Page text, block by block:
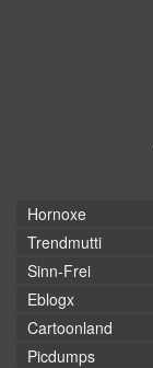
Hornoxe
Trendmutti
Sinn-Frei
Eblogx
Cartoonland
Picdumps